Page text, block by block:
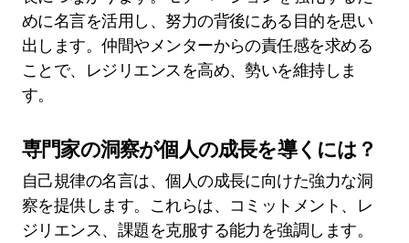
めに名言を活用し、努力の背後にある目的を思い
出します。仲間やメンターからの責任感を求める
ことで、レジリエンスを高め、勢いを維持しま
す。
専門家の洞察が個人の成長を導くには？
自己規律の名言は、個人の成長に向けた強力な洞
察を提供します。これらは、コミットメント、レ
ジリエンス、課題を克服する能力を強調します。